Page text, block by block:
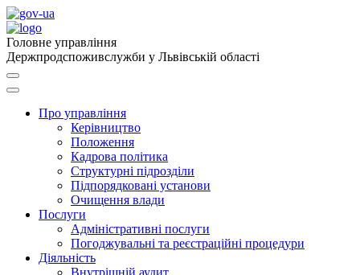
Головне управління
Держпродспоживслужби у Львівській області
Про управління
Керівництво
Положення
Кадрова політика
Структурні підрозділи
Підпорядковані установи
Очищення влади
Послуги
Адміністративні послуги
Погоджувальні та реєстраційні процедури
Діяльність
Внутрішній аудит